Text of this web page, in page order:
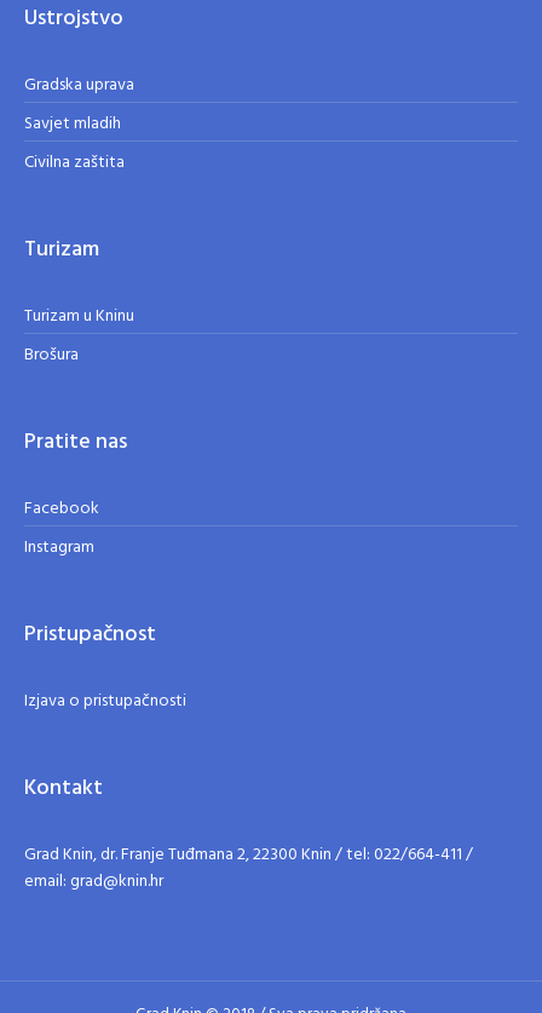
Ustrojstvo
Gradska uprava
Savjet mladih
Civilna zaštita
Turizam
Turizam u Kninu
Brošura
Pratite nas
Facebook
Instagram
Pristupačnost
Izjava o pristupačnosti
Kontakt
Grad Knin, dr. Franje Tuđmana 2, 22300 Knin / tel: 022/664-411 /
email: grad@knin.hr